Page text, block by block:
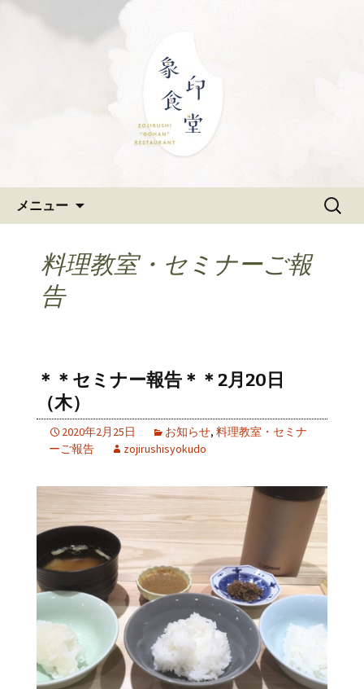
難波・なんばスカイオにある
和食「象印食堂」の公式ブログ
大阪難波の和食「象印食堂」。象印マ
ホービンが、「ごはんレストラン」と
して、美味しいごはんをご提供しま
メニュー
検
料理教室・セミナーご報
告
＊＊セミナー報告＊＊2月20日
（木）
2020年2月25日 お知らせ, 料理教室・セミナ
ーご報告
zojirushisyokudo